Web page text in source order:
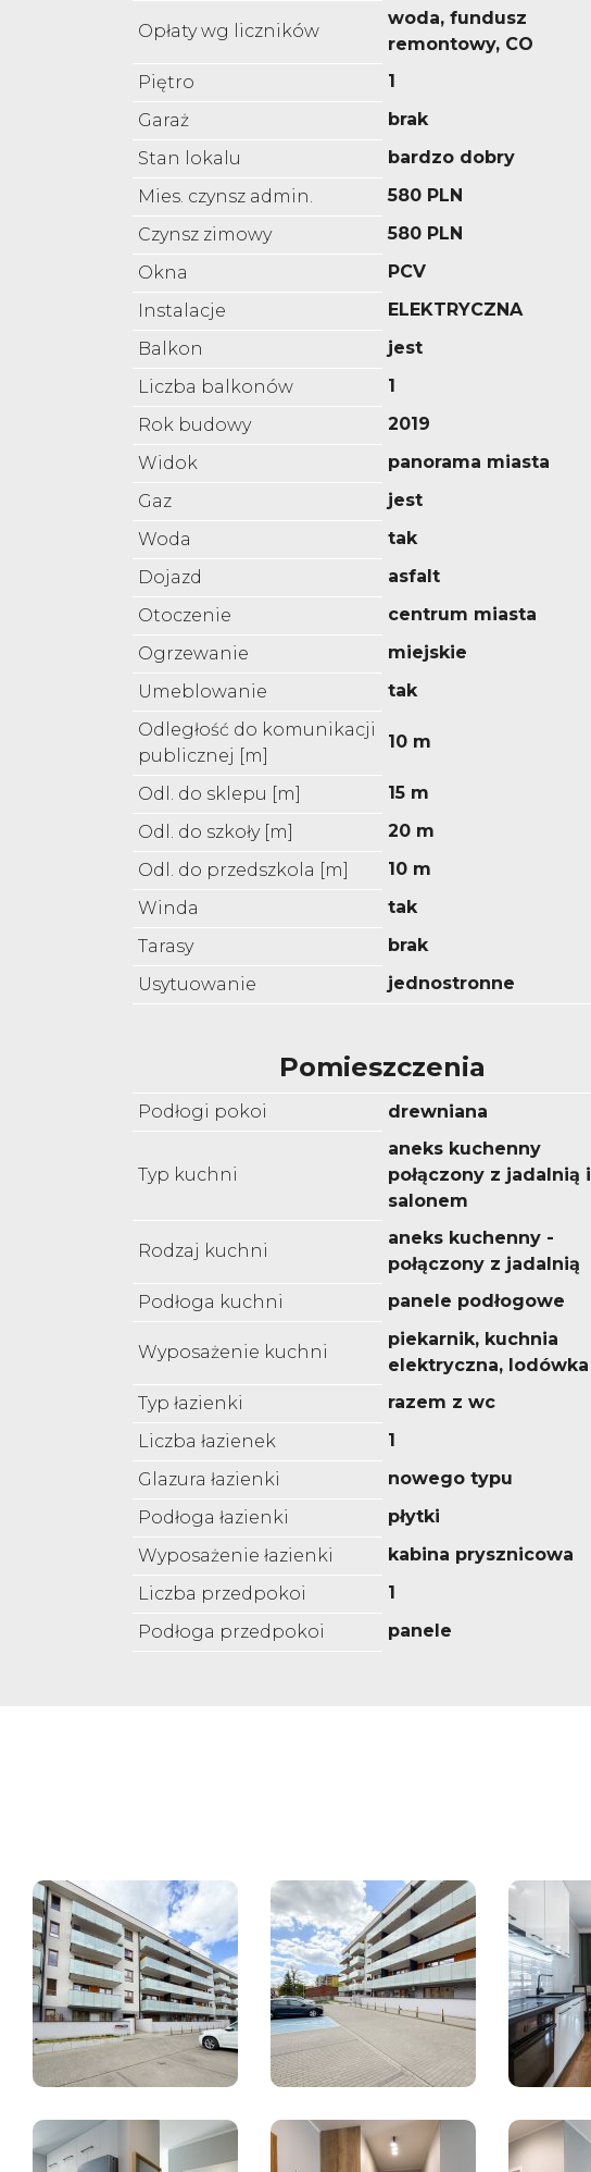
Opłaty wg liczników
woda, fundusz
remontowy, CO
Piętro
1
Garaż
brak
Stan lokalu
bardzo dobry
Mies. czynsz admin.
580 PLN
Czynsz zimowy
580 PLN
Okna
PCV
Instalacje
ELEKTRYCZNA
Balkon
jest
Liczba balkonów
1
Rok budowy
2019
Widok
panorama miasta
Gaz
jest
Woda
tak
Dojazd
asfalt
Otoczenie
centrum miasta
Ogrzewanie
miejskie
Umeblowanie
tak
Odległość do komunikacji
publicznej [m]
10 m
Odl. do sklepu [m]
15 m
Odl. do szkoły [m]
20 m
Odl. do przedszkola [m]
10 m
Winda
tak
Tarasy
brak
Usytuowanie
jednostronne
Pomieszczenia
Podłogi pokoi drewniana
Typ kuchni
aneks kuchenny
połączony z jadalnią i
salonem
Rodzaj kuchni
aneks kuchenny -
połączony z jadalnią
Podłoga kuchni
panele podłogowe
Wyposażenie kuchni
piekarnik, kuchnia
elektryczna, lodówka
Typ łazienki
razem z wc
Liczba łazienek
1
Glazura łazienki
nowego typu
Podłoga łazienki
płytki
Wyposażenie łazienki
kabina prysznicowa
Liczba przedpokoi
1
Podłoga przedpokoi
panele